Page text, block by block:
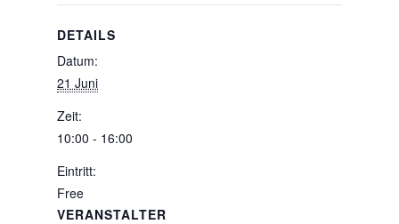
DETAILS
Datum:
21 Juni
Zeit:
10:00 - 16:00
Eintritt:
Free
VERANSTALTER